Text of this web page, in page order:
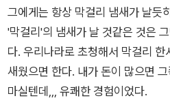
제 눈 깜짝할 사이에 사라지고 마는
주를 사귄 나머지 나는 이제 내가
지 충실할 수 있을 것. 나는 어느 날
있던 나비의 번데기를 떠올렸다. 나
나올 준비를 서두르고 있었다. 나는
않게(?) 책을 많이 읽고 글 쓰기를
이고, 이런 광산업을 현장에 직접 나
이라고 하겠다. 조르바는 탄광 채
히는 주변 상황에 개입한다. 그리고
어찌 보면 단조로우면서 조르바의
생각이 절로 든다. 나는 열린 책들
었는데 그 책의 표지는 다름 아닌
것이었다. 주인공 나는 30대 중반
였으며 삶의 단조로움을 피하기 위
고자 갈탄 광산을 개척할 꿈을 키운
그에게는 항상 막걸리 냄새가 날듯
'막걸리'의 냄새가 날 것같은 것은
다. 우리나라로 초청해서 막걸리 한
새웠으면 한다. 내가 돈이 많으면
마실텐데,,, 유쾌한 경험이었다.